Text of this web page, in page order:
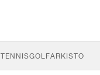
TENNISGOLFARKISTO